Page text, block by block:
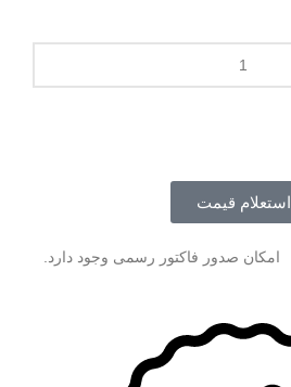
استعلام قیمت
امکان صدور فاکتور رسمی وجود دارد.